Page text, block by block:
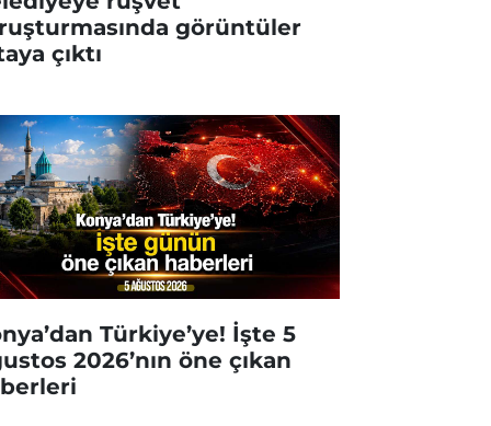
görüntüler
çıktı
Türkiye’ye! İşte 5
2026’nın öne çıkan